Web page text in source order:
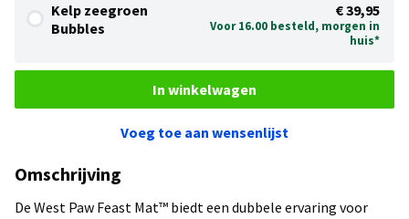
Kelp zeegroen
Bubbles
€ 39,95
Voor 16.00 besteld, morgen in
huis*
In winkelwagen
Voeg toe aan wensenlijst
Omschrijving
De West Paw Feast Mat™ biedt een dubbele ervaring voor